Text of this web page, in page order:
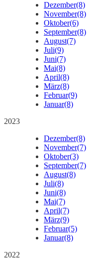
Dezember(8)
November(8)
Oktober(6)
September(8)
August(7)
Juli(9)
Juni(7)
Mai(8)
April(8)
März(8)
Februar(9)
Januar(8)
2023
Dezember(8)
November(7)
Oktober(3)
September(7)
August(8)
Juli(8)
Juni(8)
Mai(7)
April(7)
März(9)
Februar(5)
Januar(8)
2022